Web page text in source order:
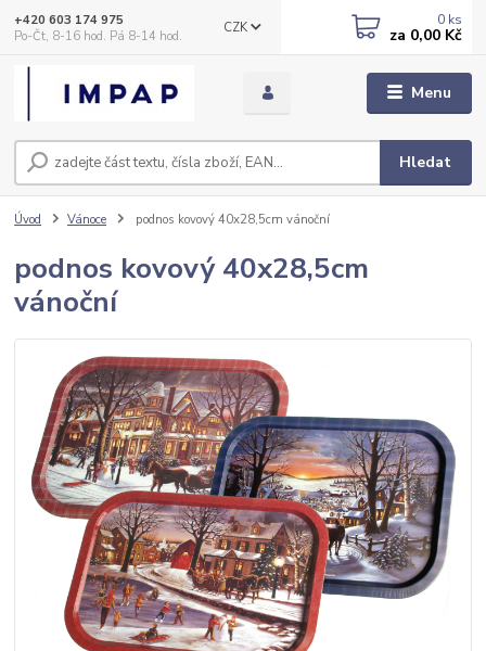
Menu
CZK
Hledat
+420 603 174 975
Po-Čt, 8-16 hod. Pá 8-14 hod.
0 ks
za 0,00 Kč
Úvod Vánoce podnos kovový 40x28,5cm vánoční
podnos kovový 40x28,5cm
vánoční